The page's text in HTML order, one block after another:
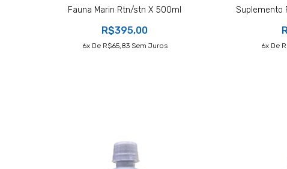
Fauna Marin Rtn/stn X 500ml
R$395,00
6X De R$65,83Sem Juros
Suplemento
6X De